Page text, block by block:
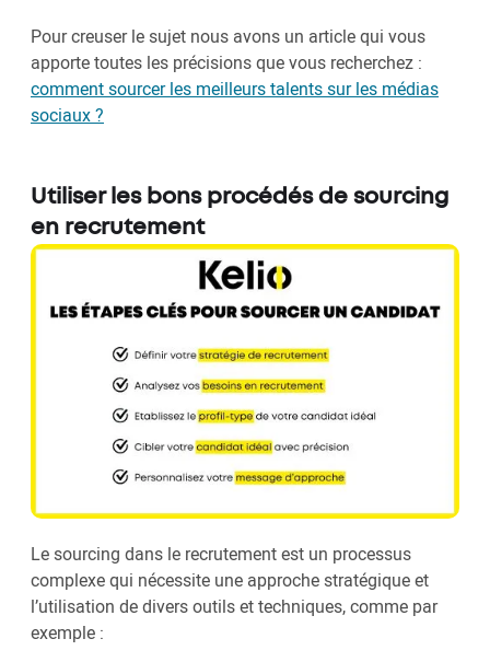
Pour creuser le sujet nous avons un article qui vous
apporte toutes les précisions que vous recherchez :
comment sourcer les meilleurs talents sur les médias
sociaux ?
Utiliser les bons procédés de sourcing
en recrutement
Le sourcing dans le recrutement est un processus
complexe qui nécessite une approche stratégique et
l’utilisation de divers outils et techniques, comme par
exemple :